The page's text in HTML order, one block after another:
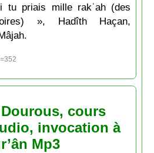
tu priais mille rakʿah (des
», Hadîth Haçan,
cours
invocation à
Mp3